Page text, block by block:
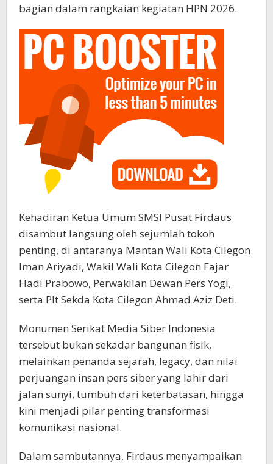
bagian dalam rangkaian kegiatan HPN 2026.
Kehadiran Ketua Umum SMSI Pusat Firdaus
disambut langsung oleh sejumlah tokoh
penting, di antaranya Mantan Wali Kota Cilegon
Iman Ariyadi, Wakil Wali Kota Cilegon Fajar
Hadi Prabowo, Perwakilan Dewan Pers Yogi,
serta Plt Sekda Kota Cilegon Ahmad Aziz Deti.
Monumen Serikat Media Siber Indonesia
tersebut bukan sekadar bangunan fisik,
melainkan penanda sejarah, legacy, dan nilai
perjuangan insan pers siber yang lahir dari
jalan sunyi, tumbuh dari keterbatasan, hingga
kini menjadi pilar penting transformasi
komunikasi nasional.
Dalam sambutannya, Firdaus menyampaikan